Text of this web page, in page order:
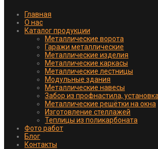
Главная
О нас
Каталог продукции
Металлические ворота
Гаражи металлические
Металлические изделия
Металлические каркасы
Металлические лестницы
Модульные здания
Металлические навесы
Забор из профнастила,
Металлические решётки на окна
Изготовление стеллажей
Теплицы из поликарбоната
Фото работ
Блог
Контакты